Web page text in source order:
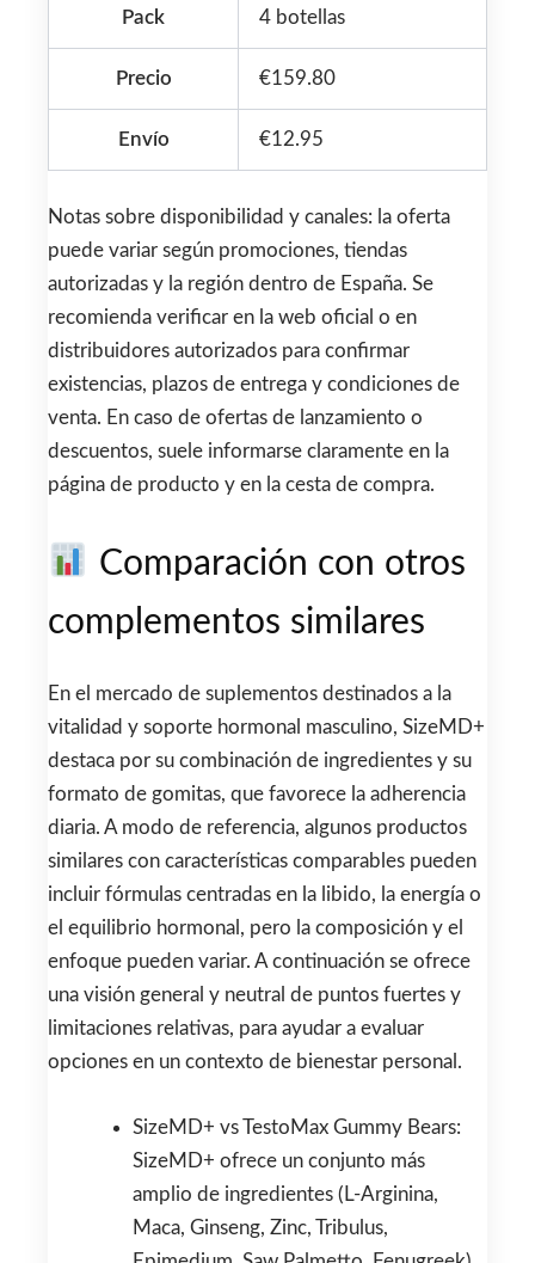
Pack 4 botellas
Precio €159.80
Envío €12.95
Notas sobre disponibilidad y canales: la oferta
puede variar según promociones, tiendas
autorizadas y la región dentro de España. Se
recomienda verificar en la web oficial o en
distribuidores autorizados para confirmar
existencias, plazos de entrega y condiciones de
venta. En caso de ofertas de lanzamiento o
descuentos, suele informarse claramente en la
página de producto y en la cesta de compra.
Comparación con otros
complementos similares
En el mercado de suplementos destinados a la
vitalidad y soporte hormonal masculino, SizeMD+
destaca por su combinación de ingredientes y su
formato de gomitas, que favorece la adherencia
diaria. A modo de referencia, algunos productos
similares con características comparables pueden
incluir fórmulas centradas en la libido, la energía o
el equilibrio hormonal, pero la composición y el
enfoque pueden variar. A continuación se ofrece
una visión general y neutral de puntos fuertes y
limitaciones relativas, para ayudar a evaluar
opciones en un contexto de bienestar personal.
SizeMD+ vs TestoMax Gummy Bears:
SizeMD+ ofrece un conjunto más
amplio de ingredientes (L-Arginina,
Maca, Ginseng, Zinc, Tribulus,